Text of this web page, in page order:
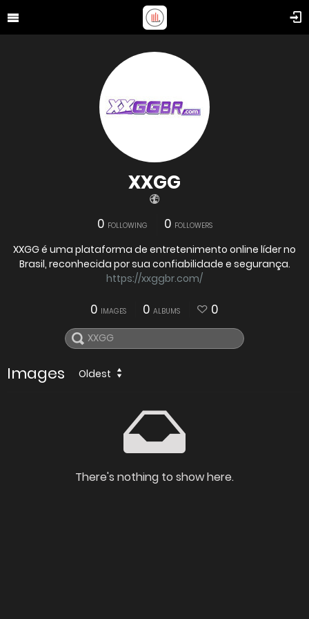
XXGG
0 FOLLOWING 0 FOLLOWERS
XXGG é uma plataforma de entretenimento online líder no
Brasil, reconhecida por sua confiabilidade e segurança.
https://xxggbr.com/
0 IMAGES 0 ALBUMS 0
Images Oldest
There's nothing to show here.